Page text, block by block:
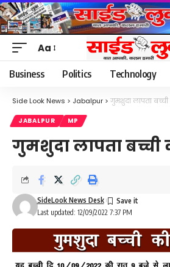
Font
Resizer
Aa
Business Politics Technology
Side Look News > Jabalpur > गुमशुदा लापता
JABALPUR MP
गुमशुदा लापता बच्ची
Last updated: 12/09/2022 7:37 PM
SideLook News Desk